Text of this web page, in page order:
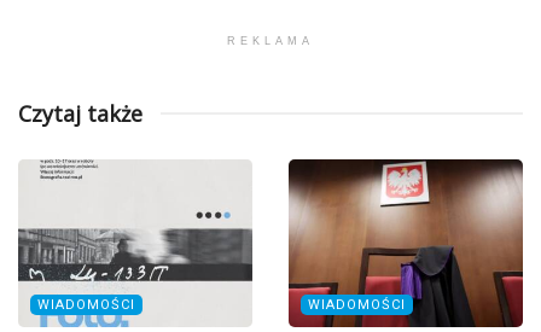
REKLAMA
Czytaj także
WIADOMOŚCI WIADOMOŚCI